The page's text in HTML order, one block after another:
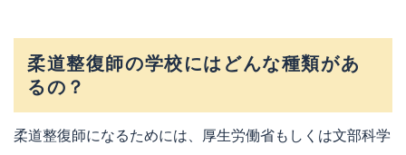
柔道整復師の学校にはどんな種類があ
るの？
柔道整復師になるためには、厚生労働省もしくは文部科学